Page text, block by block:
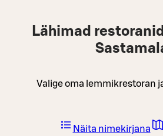
Lähimad
Valige oma lemmikrestoran
Näita nimekirjana